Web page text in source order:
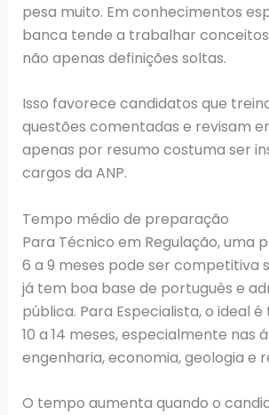
pesa muito. Em conhecimentos
banca tende a trabalhar
não apenas definições soltas.
Isso favorece candidatos que
questões comentadas e revisam
apenas por resumo costuma ser
cargos da ANP.
Tempo médio de preparação
Para Técnico em Regulação, uma
6 a 9 meses pode ser competitiva
já tem boa base de português e
pública. Para Especialista, o ideal
10 a 14 meses, especialmente nas
engenharia, economia, geologia e
O tempo aumenta quando o